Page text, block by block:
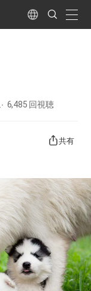
Language
Search
Submit
6,485 回視聴
共有